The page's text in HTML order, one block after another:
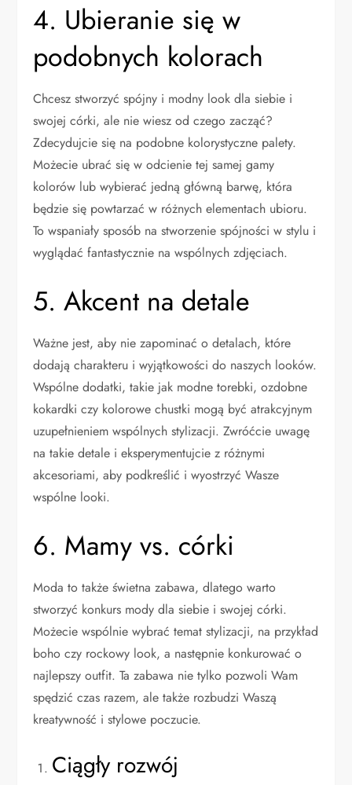
4. Ubieranie się w
podobnych kolorach
Chcesz stworzyć spójny i modny look dla siebie i
swojej córki, ale nie wiesz od czego zacząć?
Zdecydujcie się na podobne kolorystyczne palety.
Możecie ubrać się w odcienie tej samej gamy
kolorów lub wybierać jedną główną barwę, która
będzie się powtarzać w różnych elementach ubioru.
To wspaniały sposób na stworzenie spójności w stylu i
wyglądać fantastycznie na wspólnych zdjęciach.
5. Akcent na detale
Ważne jest, aby nie zapominać o detalach, które
dodają charakteru i wyjątkowości do naszych looków.
Wspólne dodatki, takie jak modne torebki, ozdobne
kokardki czy kolorowe chustki mogą być atrakcyjnym
uzupełnieniem wspólnych stylizacji. Zwróćcie uwagę
na takie detale i eksperymentujcie z różnymi
akcesoriami, aby podkreślić i wyostrzyć Wasze
wspólne looki.
6. Mamy vs. córki
Moda to także świetna zabawa, dlatego warto
stworzyć konkurs mody dla siebie i swojej córki.
Możecie wspólnie wybrać temat stylizacji, na przykład
boho czy rockowy look, a następnie konkurować o
najlepszy outfit. Ta zabawa nie tylko pozwoli Wam
spędzić czas razem, ale także rozbudzi Waszą
kreatywność i stylowe poczucie.
Ciągły rozwój